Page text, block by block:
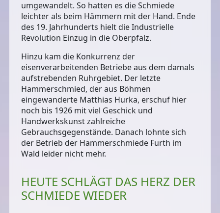
umgewandelt. So hatten es die Schmiede
leichter als beim Hämmern mit der Hand. Ende
des 19. Jahrhunderts hielt die Industrielle
Revolution Einzug in die Oberpfalz.
Hinzu kam die Konkurrenz der
eisenverarbeitenden Betriebe aus dem damals
aufstrebenden Ruhrgebiet. Der letzte
Hammerschmied, der aus Böhmen
eingewanderte Matthias Hurka, erschuf hier
noch bis 1926 mit viel Geschick und
Handwerkskunst zahlreiche
Gebrauchsgegenstände. Danach lohnte sich
der Betrieb der Hammerschmiede Furth im
Wald leider nicht mehr.
HEUTE SCHLÄGT DAS HERZ DER
SCHMIEDE WIEDER